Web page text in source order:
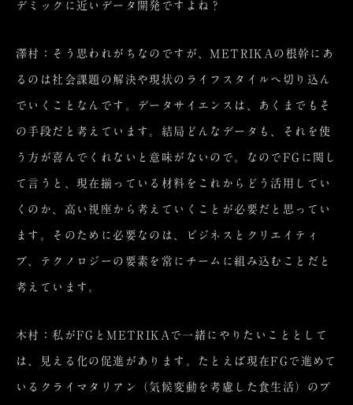
デミックに近いデータ開発ですよね？
澤村：そう思われがちなのですが、METRIKAの根幹にあ
るのは社会課題の解決や現状のライフスタイルへ切り込ん
でいくことなんです。データサイエンスは、あくまでもそ
の手段だと考えています。結局どんなデータも、それを使
う方が喜んでくれないと意味がないので。なのでFGに関し
て言うと、現在揃っている材料をこれからどう活用してい
くのか、高い視座から考えていくことが必要だと思ってい
ます。そのために必要なのは、ビジネスとクリエイティ
ブ、テクノロジーの要素を常にチームに組み込むことだと
考えています。
木村：私がFGとMETRIKAで一緒にやりたいこととして
は、見える化の促進があります。たとえば現在FGで進めて
いるクライマタリアン（気候変動を考慮した食生活）のプ